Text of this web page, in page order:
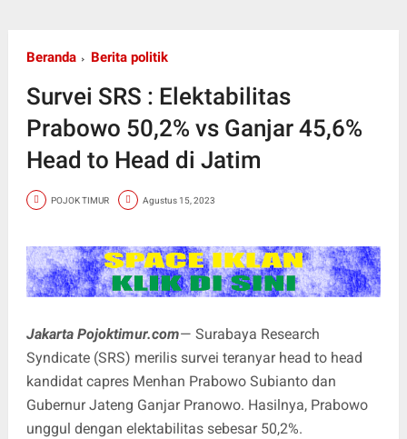
Beranda Berita politik
Survei SRS : Elektabilitas
Prabowo 50,2% vs Ganjar 45,6%
Head to Head di Jatim
POJOK TIMUR Agustus 15, 2023
Jakarta Pojoktimur.com— Surabaya Research
Syndicate (SRS) merilis survei teranyar head to head
kandidat capres Menhan Prabowo Subianto dan
Gubernur Jateng Ganjar Pranowo. Hasilnya, Prabowo
unggul dengan elektabilitas sebesar 50,2%.